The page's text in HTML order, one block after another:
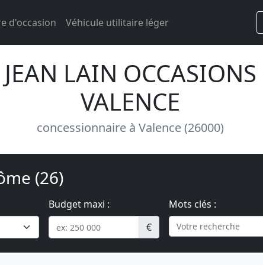
d'occasion Véhicule utilitaire léger
JEAN LAIN OCCASIONS
VALENCE
concessionnaire à Valence (26000)
(26)
Budget maxi :
€
Mots clés :